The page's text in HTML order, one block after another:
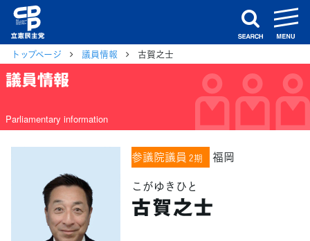
search
トップページ 議員情報 古賀之士
議員情報
Parliamentary information
参議院議員 2期
福岡
こがゆきひと
古賀之士